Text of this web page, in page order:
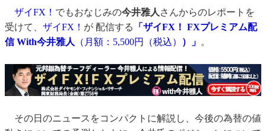
ザイFX！ でもおなじみの今井雅人 さんからのレポートを
受けて、 ザイFX！ が 配信する
「ザイFX！ FXプレミアム配
信 With今井雅人
（月額：5,500円（税込） ）」 。
その日のニュースをコンパクトに解説し、今後の為替の値